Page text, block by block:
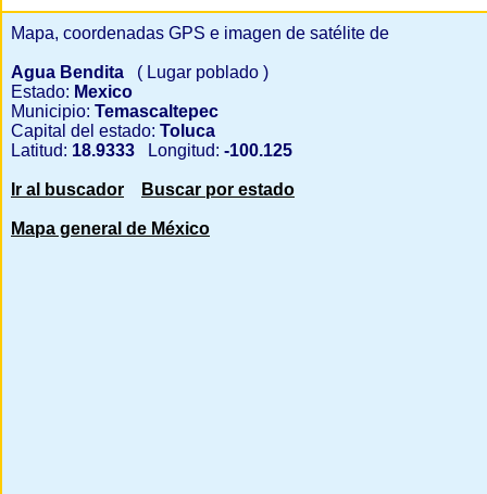
Mapa, coordenadas GPS e imagen de satélite de
Agua Bendita
( Lugar poblado )
Estado: Mexico
Municipio: Temascaltepec
Capital del estado: Toluca
Latitud: 18.9333 Longitud: -100.125
Ir al buscador Buscar por estado
Mapa general de México